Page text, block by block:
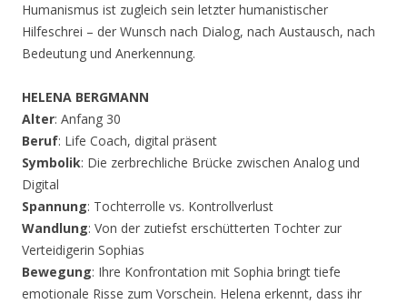
Humanismus ist zugleich sein letzter humanistischer
Hilfeschrei – der Wunsch nach Dialog, nach Austausch, nach
Bedeutung und Anerkennung.
HELENA BERGMANN
Alter: Anfang 30
Beruf: Life Coach, digital präsent
Symbolik: Die zerbrechliche Brücke zwischen Analog und
Digital
Spannung: Tochterrolle vs. Kontrollverlust
Wandlung: Von der zutiefst erschütterten Tochter zur
Verteidigerin Sophias
Bewegung: Ihre Konfrontation mit Sophia bringt tiefe
emotionale Risse zum Vorschein. Helena erkennt, dass ihr